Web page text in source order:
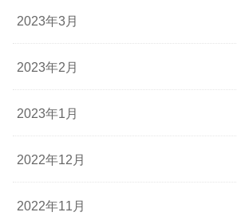
2023年3月
2023年2月
2023年1月
2022年12月
2022年11月